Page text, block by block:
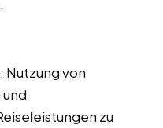
: Nutzung von
zu